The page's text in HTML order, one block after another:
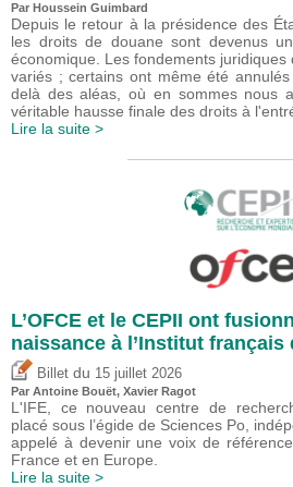
Par Houssein Guimbard
Depuis le retour à la présidence des
les droits de douane sont devenus
économique. Les fondements
variés ; certains ont même été
delà des aléas, où en sommes nous
véritable hausse finale des droits à
Lire la suite >
L’OFCE et le CEPII ont
naissance à l’Institut français
Billet du 15 juillet 2026
Par Antoine Bouët, Xavier Ragot
L'IFE, ce nouveau centre de
placé sous l’égide de Sciences Po,
appelé à devenir une voix de
France et en Europe.
Lire la suite >